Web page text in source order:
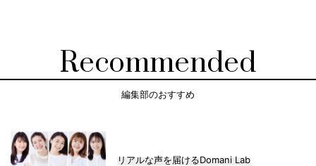
Recommended
編集部のおすすめ
リアルな声を届けるDomani Lab